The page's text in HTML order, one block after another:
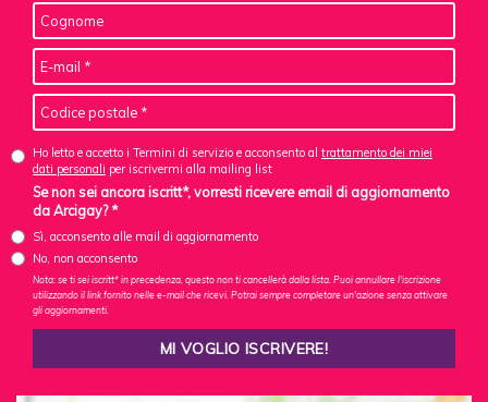
Ho letto e accetto i Termini di servizio e acconsento al trattamento dei miei
dati personali per iscrivermi alla mailing list
Se non sei ancora iscritt*, vorresti ricevere email di aggiornamento
da Arcigay? *
Sì, acconsento alle mail di aggiornamento
No, non acconsento
Nota: se ti sei iscritt* in precedenza, questo non ti cancellerà dalla lista. Puoi annullare l'iscrizione
utilizzando il link fornito nelle e-mail che ricevi. Potrai sempre completare un'azione senza attivare
gli aggiornamenti.